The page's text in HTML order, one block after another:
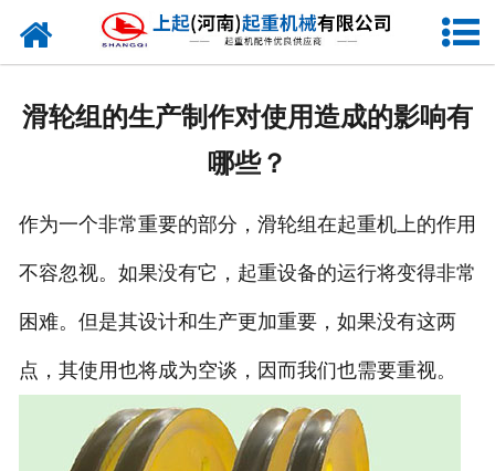
网站首页
资质证书
合作客户
联系我们
滑轮组的生产制作对使用造成的影响有
哪些？
作为一个非常重要的部分，滑轮组在起重机上的作用
不容忽视。如果没有它，起重设备的运行将变得非常
困难。但是其设计和生产更加重要，如果没有这两
点，其使用也将成为空谈，因而我们也需要重视。